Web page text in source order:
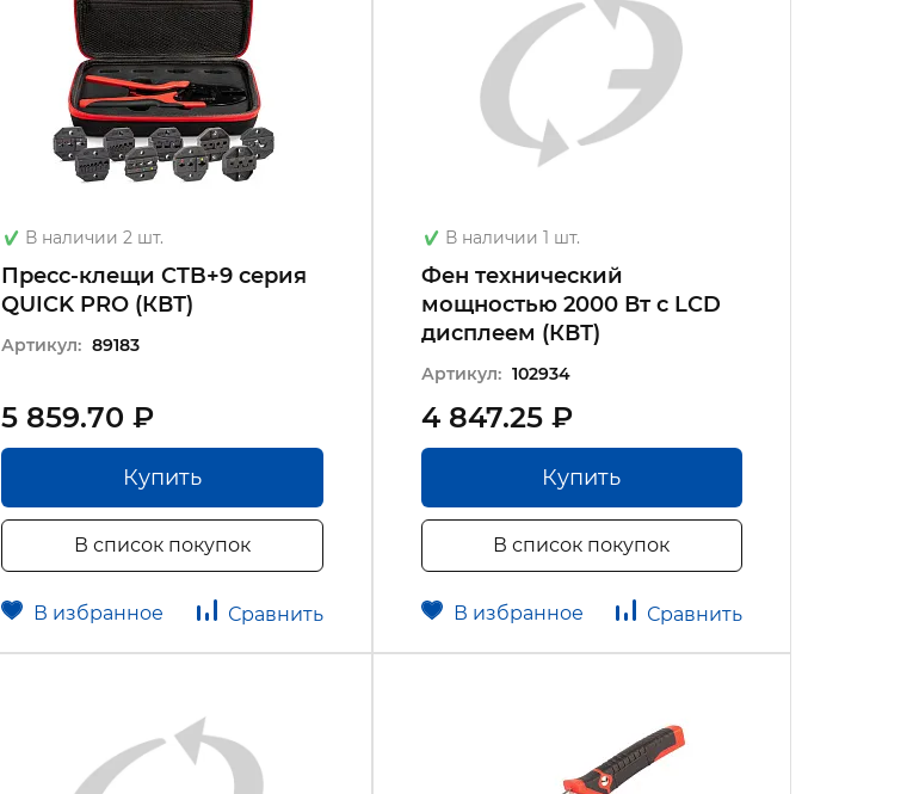
В наличии 2 шт.
Пресс-клещи CTB+9 серия
QUICK PRO (КВТ)
Артикул: 89183
5 859.70 ₽
Купить
В список покупок
В избранное Сравнить
В наличии 1 шт.
Фен технический
мощностью 2000 Вт с LCD
дисплеeм (КВТ)
Артикул: 102934
4 847.25 ₽
Купить
В список покупок
В избранное Сравнить